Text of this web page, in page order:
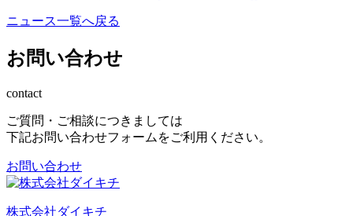
ニュース一覧へ戻る
お問い合わせ
contact
ご質問・ご相談につきましては
下記お問い合わせフォームをご利用ください。
お問い合わせ
株式会社ダイキチ